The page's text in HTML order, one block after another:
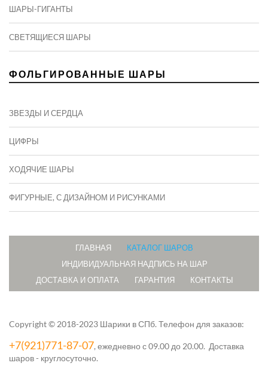
ШАРЫ-ГИГАНТЫ
СВЕТЯЩИЕСЯ ШАРЫ
ФОЛЬГИРОВАННЫЕ ШАРЫ
ЗВЕЗДЫ И СЕРДЦА
ЦИФРЫ
ХОДЯЧИЕ ШАРЫ
ФИГУРНЫЕ, С ДИЗАЙНОМ И РИСУНКАМИ
ГЛАВНАЯ
КАТАЛОГ ШАРОВ
ИНДИВИДУАЛЬНАЯ НАДПИСЬ НА ШАР
ДОСТАВКА И ОПЛАТА
ГАРАНТИЯ КОНТАКТЫ
Copyright © 2018-2023 Шарики в СПб. Телефон для заказов:
+7(921)771-87-07, ежедневно с 09.00 до 20.00. Доставка
шаров - круглосуточно.